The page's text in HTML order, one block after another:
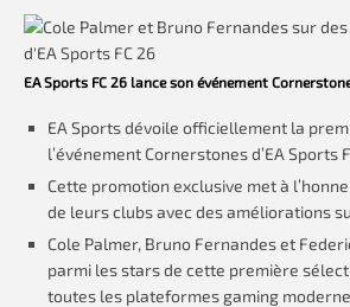
EA Sports FC 26 lance son événement
EA Sports dévoile officiellement la
l’événement Cornerstones d’EA Sports
Cette promotion exclusive met à
de leurs clubs avec des améliorations
Cole Palmer, Bruno Fernandes et
parmi les stars de cette première
toutes les plateformes gaming